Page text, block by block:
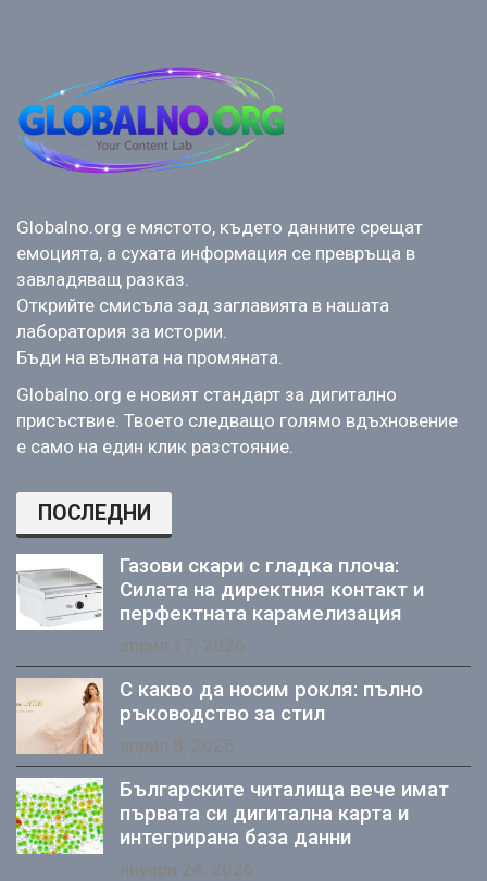
Globalno.org е мястото, където данните срещат
емоцията, а сухата информация се превръща в
завладяващ разказ.
Открийте смисъла зад заглавията в нашата
лаборатория за истории.
Бъди на вълната на промяната.
Globalno.org е новият стандарт за дигитално
присъствие. Твоето следващо голямо вдъхновение
е само на един клик разстояние.
ПОСЛЕДНИ
Газови скари с гладка плоча:
Силата на директния контакт и
перфектната карамелизация
април 17, 2026
С какво да носим рокля: пълно
ръководство за стил
април 8, 2026
Българските читалища вече имат
първата си дигитална карта и
интегрирана база данни
януари 24, 2026